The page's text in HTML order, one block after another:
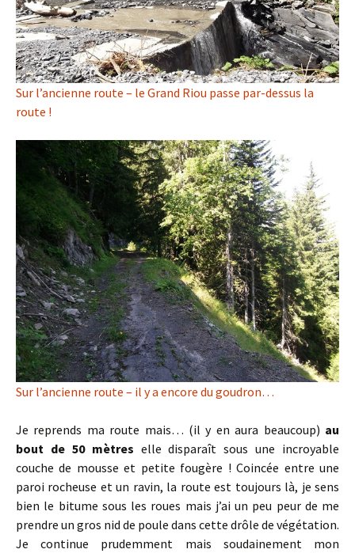
Sur l’ancienne route – le Grand Riou passe par-dessus la
route !
Sur l’ancienne route – il y a encore du goudron…
Je reprends ma route mais… (il y en aura beaucoup) au
bout de 50 mètres elle disparaît sous une incroyable
couche de mousse et petite fougère ! Coincée entre une
paroi rocheuse et un ravin, la route est toujours là, je sens
bien le bitume sous les roues mais j’ai un peu peur de me
prendre un gros nid de poule dans cette drôle de végétation.
Je continue prudemment mais soudainement mon